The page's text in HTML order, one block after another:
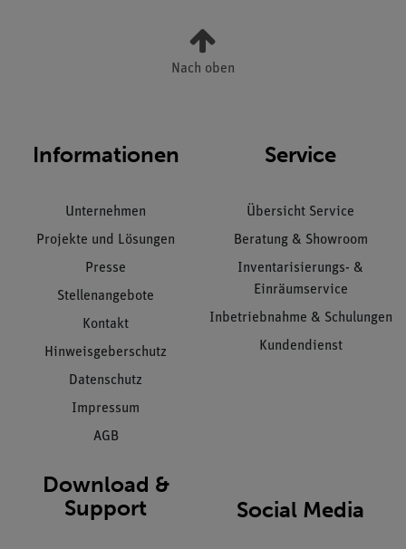
Nach oben
Informationen
Unternehmen
Projekte und Lösungen
Presse
Stellenangebote
Kontakt
Hinweisgeberschutz
Datenschutz
Impressum
AGB
Service
Übersicht Service
Beratung & Showroom
Inventarisierungs- &
Einräumservice
Inbetriebnahme & Schulungen
Kundendienst
Download &
Support
Social Media